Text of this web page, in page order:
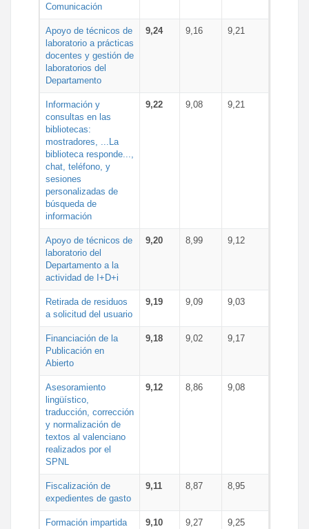
Comunicación
Apoyo de técnicos de
laboratorio a prácticas
docentes y gestión de
laboratorios del
Departamento
9,24 9,16 9,21
Información y
consultas en las
bibliotecas:
mostradores, ...La
biblioteca responde...,
chat, teléfono, y
sesiones
personalizadas de
búsqueda de
información
9,22 9,08 9,21
Apoyo de técnicos de
laboratorio del
Departamento a la
actividad de I+D+i
9,20 8,99 9,12
Retirada de residuos
a solicitud del usuario
9,19 9,09 9,03
Financiación de la
Publicación en
Abierto
9,18 9,02 9,17
Asesoramiento
lingüístico,
traducción, corrección
y normalización de
textos al valenciano
realizados por el
SPNL
9,12 8,86 9,08
Fiscalización de
expedientes de gasto
9,11 8,87 8,95
Formación impartida
9,10 9,27 9,25